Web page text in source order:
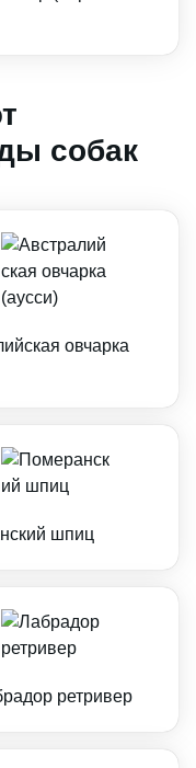
собак
овчарка
шпиц
ретривер